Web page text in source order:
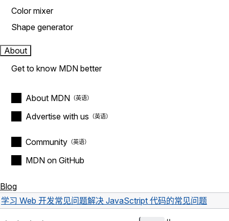
Color mixer
Shape generator
About
Get to know MDN better
About MDN
Advertise with us
Community
MDN on GitHub
Blog
学习 Web 开发常见问题解决 JavaSctript 代码的常见问题